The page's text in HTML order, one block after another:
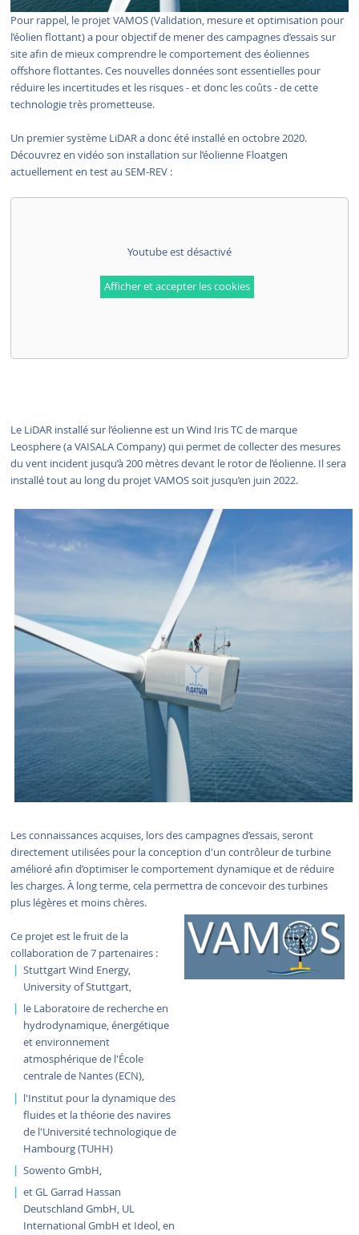
Pour rappel, le projet VAMOS (Validation, mesure et optimisation pour
l’éolien flottant) a pour objectif de mener des campagnes d’essais sur
site afin de mieux comprendre le comportement des éoliennes
offshore flottantes. Ces nouvelles données sont essentielles pour
réduire les incertitudes et les risques - et donc les coûts - de cette
technologie très prometteuse.
Un premier système LiDAR a donc été installé en octobre 2020.
Découvrez en vidéo son installation sur l’éolienne Floatgen
actuellement en test au SEM-REV :
Youtube est désactivé
Afficher et accepter les cookies
Le LiDAR installé sur l’éolienne est un Wind Iris TC de marque
Leosphere (a VAISALA Company) qui permet de collecter des mesures
du vent incident jusqu’à 200 mètres devant le rotor de l’éolienne. Il sera
installé tout au long du projet VAMOS soit jusqu’en juin 2022.
Les connaissances acquises, lors des campagnes d’essais, seront
directement utilisées pour la conception d'un contrôleur de turbine
amélioré afin d’optimiser le comportement dynamique et de réduire
les charges. À long terme, cela permettra de concevoir des turbines
plus légères et moins chères.
Ce projet est le fruit de la
collaboration de 7 partenaires :
Stuttgart Wind Energy,
University of Stuttgart,
le Laboratoire de recherche en
hydrodynamique, énergétique
et environnement
atmosphérique de l'École
centrale de Nantes (ECN),
l'Institut pour la dynamique des
fluides et la théorie des navires
de l'Université technologique de
Hambourg (TUHH)
Sowento GmbH,
et GL Garrad Hassan
Deutschland GmbH, UL
International GmbH et Ideol, en